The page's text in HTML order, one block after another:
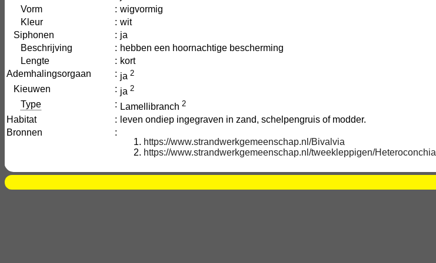
Vorm
: wigvormig
Kleur
: wit
Siphonen
: ja
Beschrijving
: hebben een hoornachtige bescherming
Lengte
: kort
Ademhalingsorgaan
: ja 2
Kieuwen : ja 2
Type : Lamellibranch 2
Habitat : leven ondiep ingegraven in zand, schelpengruis of modder.
Bronnen
:
https://www.strandwerkgemeenschap.nl/Bivalvia
https://www.strandwerkgemeenschap.nl/tweekleppigen/Heteroconchia